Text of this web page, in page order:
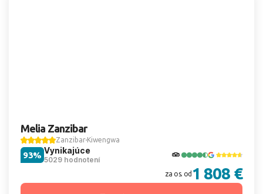
Melia Zanzibar
Zanzibar Kiwengwa
Vynikajúce
5029 hodnotení
93%
za os. od 1 808 €